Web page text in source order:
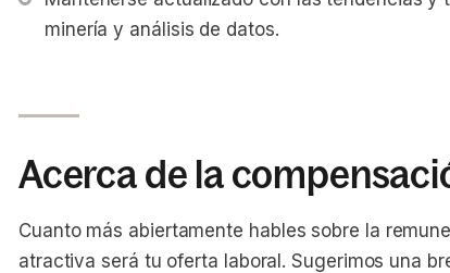
minería y análisis de datos.
Acerca de la
Cuanto más abiertamente hables sobre la
atractiva será tu oferta laboral. Sugerimos una